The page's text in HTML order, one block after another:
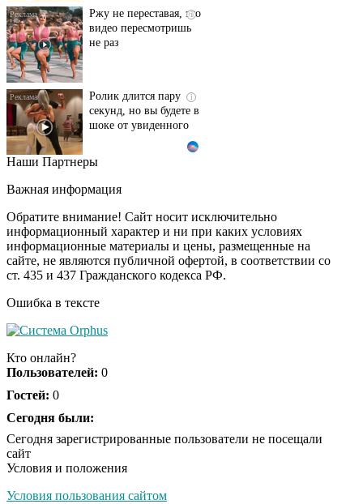
видео пересмотришь
не раз
секунд, но вы будете в
шоке от увиденного
Королева вагона
оставит равнодушным
i
Этот танец невесты
оставит вас без слов!
Пересмотрела 10 раз
Ролик из Омска: вы
Обнаружена тайная
Усольцева: вторая
Наши Партнеры
Важная информация
Обратите внимание! Сайт носит исключительно
информационный характер и ни при каких условиях
информационные материалы и цены, размещенные на
сайте, не являются публичной офертой, в соответствии со
ст. 435 и 437 Гражданского кодекса РФ.
Ошибка в тексте
Кто онлайн?
Пользователей: 0
Гостей: 0
Сегодня были:
Сегодня зарегистрированные пользователи не посещали
сайт
Условия и положения
Условия пользования сайтом